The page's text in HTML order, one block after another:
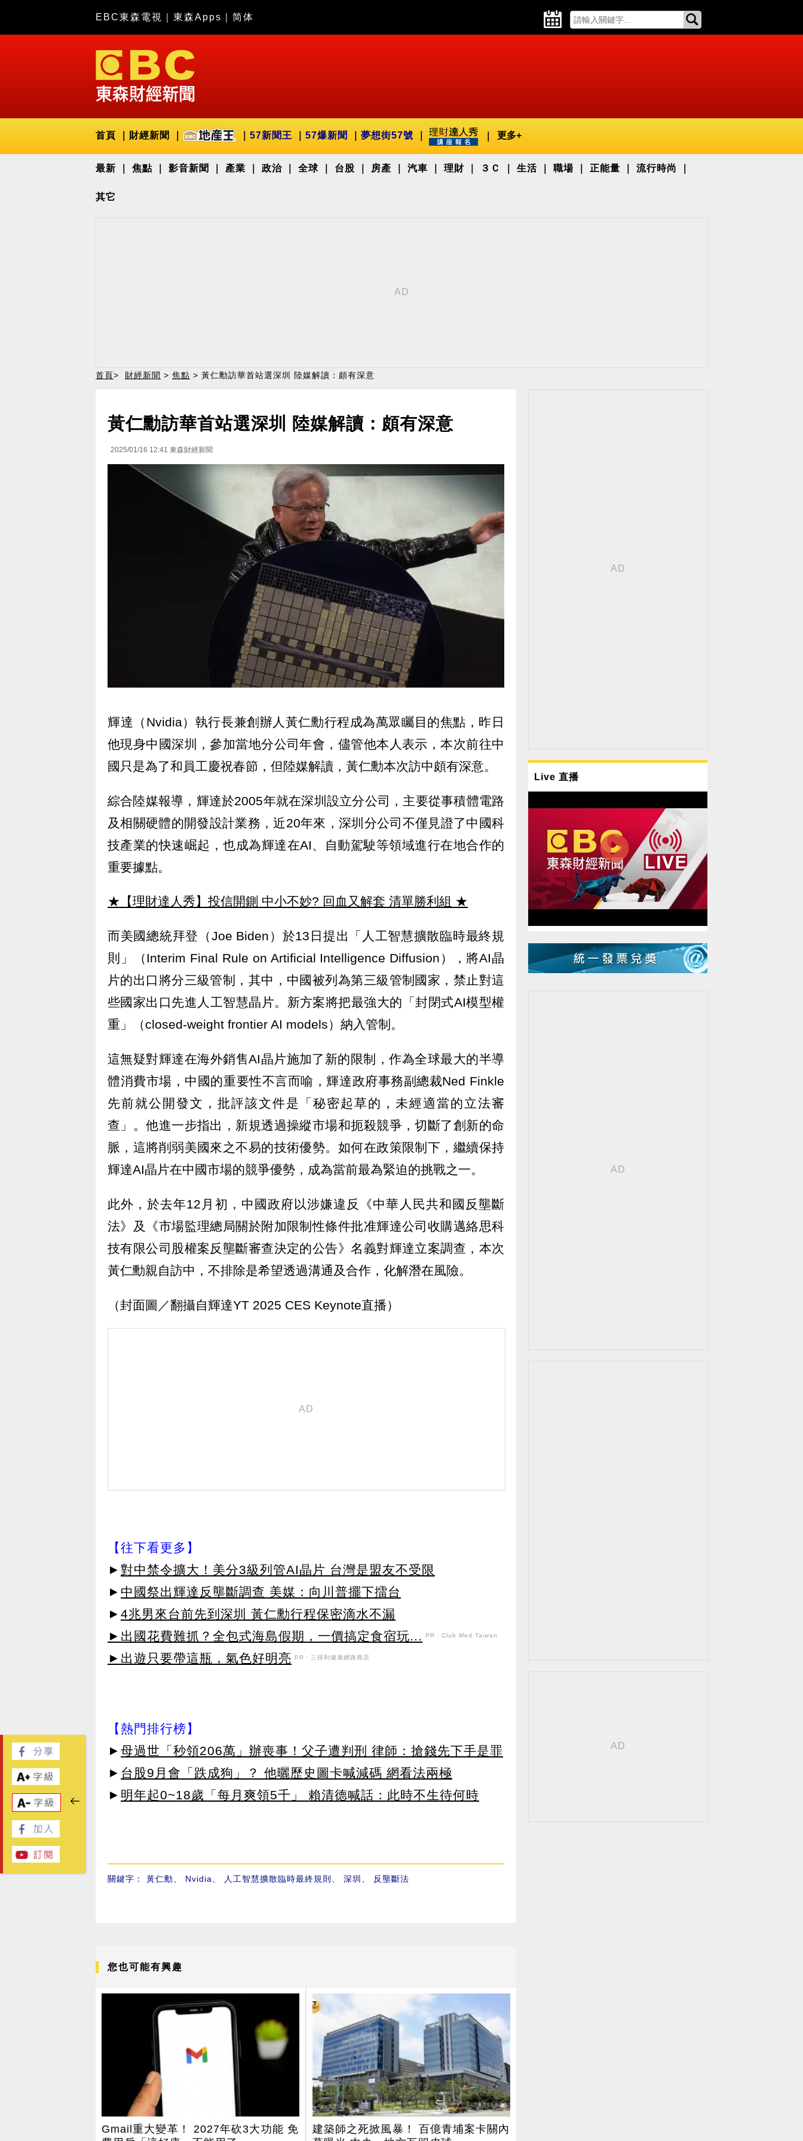
EBC東森電視 東森Apps 简体
首頁 財經新聞 57新聞王 57爆新聞 夢想街57號 更多+
最新 焦點 影音新聞 產業 政治 全球 台股 房產 汽車 理財 ３Ｃ 生活 職場 正能量 流行時尚
其它
首頁> 財經新聞 > 焦點 > 黃仁勳訪華首站選深圳 陸媒解讀：頗有深意
黃仁勳訪華首站選深圳 陸媒解讀：頗有深意
2025/01/16 12:41 東森財經新聞
輝達（Nvidia）執行長兼創辦人黃仁勳行程成為萬眾矚目的焦點，昨日
他現身中國深圳，參加當地分公司年會，儘管他本人表示，本次前往中
國只是為了和員工慶祝春節，但陸媒解讀，黃仁勳本次訪中頗有深意。
綜合陸媒報導，輝達於2005年就在深圳設立分公司，主要從事積體電路
及相關硬體的開發設計業務，近20年來，深圳分公司不僅見證了中國科
技產業的快速崛起，也成為輝達在AI、自動駕駛等領域進行在地合作的
重要據點。
★【理財達人秀】投信開鍘 中小不妙? 回血又解套 清單勝利組 ★
而美國總統拜登（Joe Biden）於13日提出「人工智慧擴散臨時最終規
則」（Interim Final Rule on Artificial Intelligence Diffusion），將AI晶
片的出口將分三級管制，其中，中國被列為第三級管制國家，禁止對這
些國家出口先進人工智慧晶片。新方案將把最強大的「封閉式AI模型權
重」（closed-weight frontier AI models）納入管制。
這無疑對輝達在海外銷售AI晶片施加了新的限制，作為全球最大的半導
體消費市場，中國的重要性不言而喻，輝達政府事務副總裁Ned Finkle
先前就公開發文，批評該文件是「秘密起草的，未經適當的立法審
查」。他進一步指出，新規透過操縱市場和扼殺競爭，切斷了創新的命
脈，這將削弱美國來之不易的技術優勢。如何在政策限制下，繼續保持
輝達AI晶片在中國市場的競爭優勢，成為當前最為緊迫的挑戰之一。
此外，於去年12月初，中國政府以涉嫌違反《中華人民共和國反壟斷
法》及《市場監理總局關於附加限制性條件批准輝達公司收購邁絡思科
技有限公司股權案反壟斷審查決定的公告》名義對輝達立案調查，本次
黃仁勳親自訪中，不排除是希望透過溝通及合作，化解潛在風險。
（封面圖／翻攝自輝達YT 2025 CES Keynote直播）
【往下看更多】
► 對中禁令擴大！美分3級列管AI晶片 台灣是盟友不受限
► 中國祭出輝達反壟斷調查 美媒：向川普擺下擂台
► 4兆男來台前先到深圳 黃仁勳行程保密滴水不漏
►出國花費難抓？全包式海島假期，一價搞定食宿玩...
PR・Club Med Taiwan
►出遊只要帶這瓶，氣色好明亮 PR・三得利健康網路商店
【熱門排行榜】
► 母過世「秒領206萬」辦喪事！父子遭判刑 律師：搶錢先下手是罪
► 台股9月會「跌成狗」？ 他曬歷史圖卡喊減碼 網看法兩極
► 明年起0~18歲「每月爽領5千」 賴清德喊話：此時不生待何時
關鍵字： 黃仁勳 Nvidia 人工智慧擴散臨時最終規則 深圳 反壟斷法
您也可能有興趣
Gmail重大變革！ 2027年砍3大功能 免
建築師之死掀風暴！ 百億青埔案卡關內
Live 直播